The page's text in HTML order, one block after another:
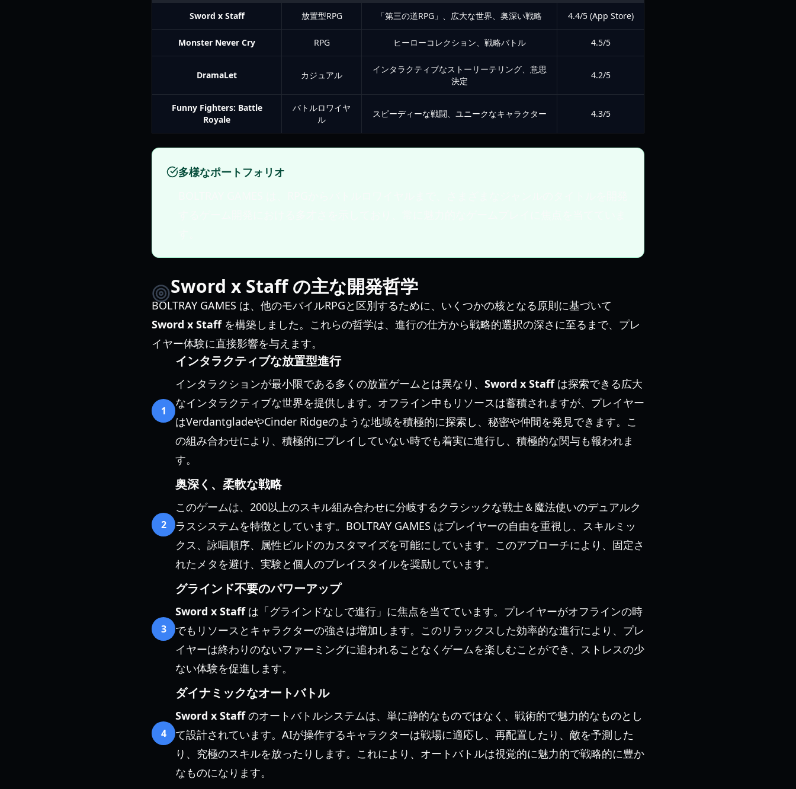
Sword x Staff 放置型RPG 「第三の道RPG」、広大な世界、奥深い戦略 4.4/5 (App Store)
Monster Never Cry RPG ヒーローコレクション、戦略バトル 4.5/5
DramaLet カジュアル
インタラクティブなストーリーテリング、意思
決定
4.2/5
Funny Fighters: Battle
Royale
バトルロワイヤ
ル
スピーディーな戦闘、ユニークなキャラクター 4.3/5
多様なポートフォリオ
Sword x Staff の主な開発哲学
BOLTRAY GAMES は、他のモバイルRPGと区別するために、いくつかの核となる原則に基づいて
Sword x Staffを構築しました。これらの哲学は、進行の仕方から戦略的選択の深さに至るまで、プレ
イヤー体験に直接影響を与えます。
1
インタラクティブな放置型進行
インタラクションが最小限である多くの放置ゲームとは異なり、 Sword x Staffは探索できる広大
なインタラクティブな世界を提供します。オフライン中もリソースは蓄積されますが、プレイヤー
はVerdantgladeやCinder Ridgeのような地域を積極的に探索し、秘密や仲間を発見できます。こ
の組み合わせにより、積極的にプレイしていない時でも着実に進行し、積極的な関与も報われま
す。
2
奥深く、柔軟な戦略
このゲームは、200以上のスキル組み合わせに分岐するクラシックな戦士＆魔法使いのデュアルク
ラスシステムを特徴としています。BOLTRAY GAMES はプレイヤーの自由を重視し、スキルミッ
クス、詠唱順序、属性ビルドのカスタマイズを可能にしています。このアプローチにより、固定さ
れたメタを避け、実験と個人のプレイスタイルを奨励しています。
3
グラインド不要のパワーアップ
Sword x Staffは「グラインドなしで進行」に焦点を当てています。プレイヤーがオフラインの時
でもリソースとキャラクターの強さは増加します。このリラックスした効率的な進行により、プレ
イヤーは終わりのないファーミングに追われることなくゲームを楽しむことができ、ストレスの少
ない体験を促進します。
4
ダイナミックなオートバトル
Sword x Staffのオートバトルシステムは、単に静的なものではなく、戦術的で魅力的なものとし
て設計されています。AIが操作するキャラクターは戦場に適応し、再配置したり、敵を予測した
り、究極のスキルを放ったりします。これにより、オートバトルは視覚的に魅力的で戦略的に豊か
なものになります。